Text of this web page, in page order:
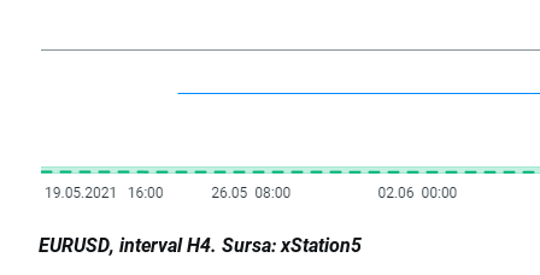
EURUSD, interval H4. Sursa: xStation5